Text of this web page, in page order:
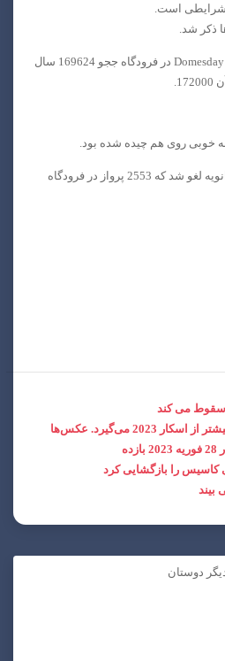
شرایطی است.
ذکر شد.
برخاستن و فرود هواپیمای Domesday Book در فرودگاه ججو 169624 سال
3337 پرواز در فرودگاه ججو در ژانویه لغو شد که 2553 پرواز در فرودگاه
سقوط می کند
می‌گیرد. عکس‌ها
کاسیس را بازگشایی کرد
بیند
دوستان